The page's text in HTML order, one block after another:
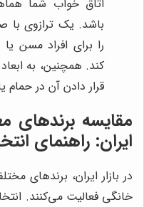
اتاق خواب شما
باشد. یک ترازوی با
را برای افراد مسن
کند. همچنین، به
قرار دادن آن در حمام
مقایسه برندهای
ایران: راهنمای
در بازار ایران، برندهای
خانگی فعالیت می‌کنند.